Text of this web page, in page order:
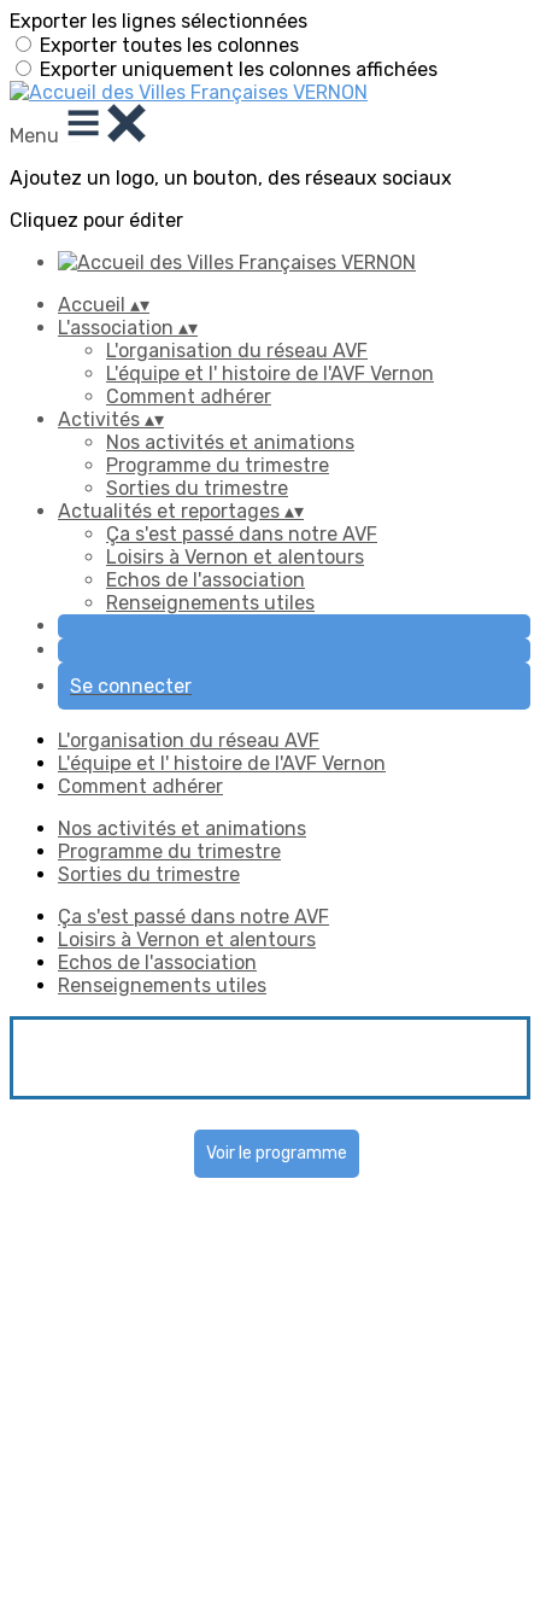
Exporter les lignes sélectionnées
Exporter toutes les colonnes
Exporter uniquement les colonnes affichées
Menu
Ajoutez un logo, un bouton, des réseaux sociaux
Cliquez pour éditer
Accueil ▴▾
L'association ▴▾
L'organisation du réseau AVF
L'équipe et l' histoire de l'AVF Vernon
Comment adhérer
Activités ▴▾
Nos activités et animations
Programme du trimestre
Sorties du trimestre
Actualités et reportages ▴▾
Ça s'est passé dans notre AVF
Loisirs à Vernon et alentours
Echos de l'association
Renseignements utiles
Se connecter
L'organisation du réseau AVF
L'équipe et l' histoire de l'AVF Vernon
Comment adhérer
Nos activités et animations
Programme du trimestre
Sorties du trimestre
Ça s'est passé dans notre AVF
Loisirs à Vernon et alentours
Echos de l'association
Renseignements utiles
Voir le programme